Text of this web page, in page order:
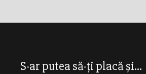
S-ar putea să-ți placă și...